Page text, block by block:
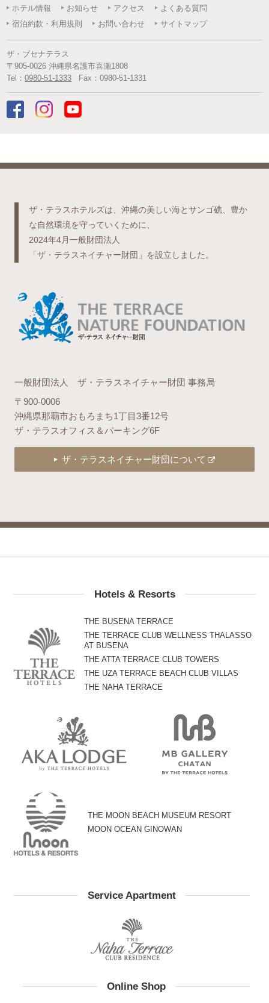
ホテル情報 お知らせ アクセス
よくある質問
宿泊約款・利用規則
お問い合わせ サイトマップ
ザ・ブセナテラス
〒905-0026 沖縄県名護市喜瀬1808
Tel：0980-51-1333 Fax：0980-51-1331
ザ・テラスホテルズは、沖縄の美しい海とサンゴ礁、豊か
な自然環境を守っていくために、
2024年4月一般財団法人
「ザ・テラスネイチャー財団」を設立しました。
一般財団法人 ザ・テラスネイチャー財団 事務局
〒900-0006
沖縄県那覇市おもろまち1丁目3番12号
ザ・テラスオフィス＆パーキング6F
ザ・テラスネイチャー財団について
Hotels & Resorts
THE BUSENA TERRACE
THE TERRACE CLUB WELLNESS THALASSO
AT BUSENA
THE ATTA TERRACE CLUB TOWERS
THE UZA TERRACE BEACH CLUB VILLAS
THE NAHA TERRACE
THE MOON BEACH MUSEUM RESORT
MOON OCEAN GINOWAN
Service Apartment
Online Shop